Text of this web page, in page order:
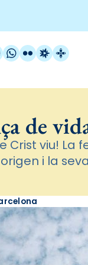
WhatsApp
FlickrRadio
de
Crist viu! La
i la